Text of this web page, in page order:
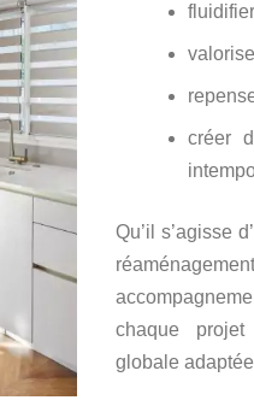
créer
Qu’il s’agisse
chaque
globale